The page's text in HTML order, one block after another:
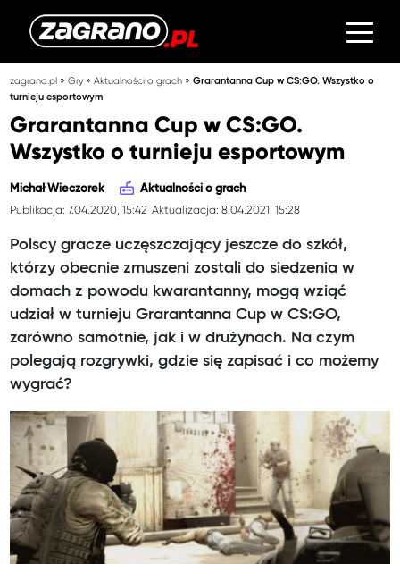
zagrano.pl »Gry»Aktualności o grach »Grarantanna Cup w CS:GO. Wszystko o
turnieju esportowym
Grarantanna Cup w CS:GO.
Wszystko o turnieju esportowym
Michał Wieczorek Aktualności o grach
Publikacja: 7.04.2020, 15:42 Aktualizacja: 8.04.2021, 15:28
Polscy gracze uczęszczający jeszcze do szkół,
którzy obecnie zmuszeni zostali do siedzenia w
domach z powodu kwarantanny, mogą wziąć
udział w turnieju Grarantanna Cup w CS:GO,
zarówno samotnie, jak i w drużynach. Na czym
polegają rozgrywki, gdzie się zapisać i co możemy
wygrać?